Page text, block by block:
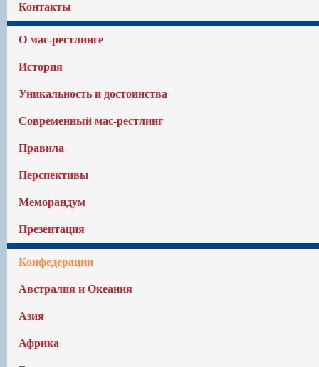
Контакты
О мас-рестлинге
История
Уникальность и достоинства
Современный мас-рестлинг
Правила
Перспективы
Меморандум
Презентация
Конфедерации
Австралия и Океания
Азия
Африка